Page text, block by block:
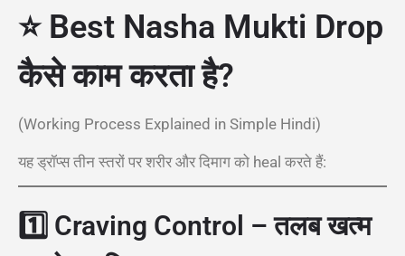
⭐ Best Nasha Mukti Drop
कैसे काम करता है?
(Working Process Explained in Simple Hindi)
यह ड्रॉप्स तीन स्तरों पर शरीर और दिमाग को heal करते हैं:
1️⃣ Craving Control – तलब खत्म